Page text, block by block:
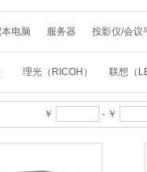
电脑 服务器 投影仪/会议
理光（RICOH） 联想（
尔（DELL) 斑马（ZEBRA）
￥ - ￥